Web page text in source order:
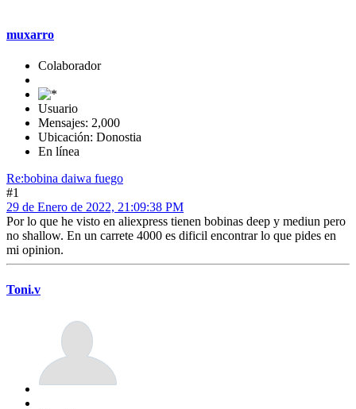
muxarro
Colaborador
Usuario
Mensajes: 2,000
Ubicación: Donostia
En línea
Re:bobina daiwa fuego
#1
29 de Enero de 2022, 21:09:38 PM
Por lo que he visto en aliexpress tienen bobinas deep y mediun pero
no shallow. En un carrete 4000 es dificil encontrar lo que pides en
mi opinion.
Toni.v